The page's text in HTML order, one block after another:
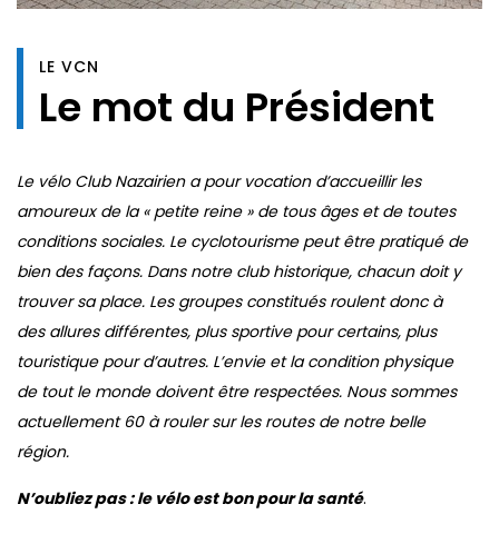
LE VCN
Le mot du Président
Le vélo Club Nazairien a pour vocation d’accueillir les
amoureux de la « petite reine » de tous âges et de toutes
conditions sociales. Le cyclotourisme peut être pratiqué de
bien des façons. Dans notre club historique, chacun doit y
trouver sa place. Les groupes constitués roulent donc à
des allures différentes, plus sportive pour certains, plus
touristique pour d’autres. L’envie et la condition physique
de tout le monde doivent être respectées. Nous sommes
actuellement 60 à rouler sur les routes de notre belle
région.
N’oubliez pas : le vélo est bon pour la santé.